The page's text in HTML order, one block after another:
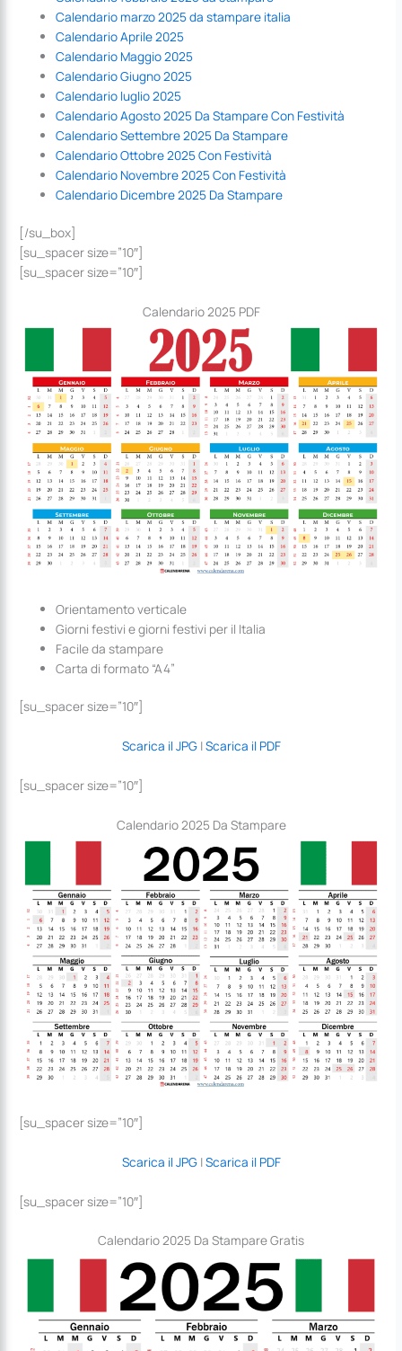
Calendario marzo 2025 da stampare italia
Calendario Aprile 2025
Calendario Maggio 2025
Calendario Giugno 2025
Calendario luglio 2025
Calendario Agosto 2025 Da Stampare Con Festività
Calendario Settembre 2025 Da Stampare
Calendario Ottobre 2025 Con Festività
Calendario Novembre 2025 Con Festività
Calendario Dicembre 2025 Da Stampare
[/su_box]
[su_spacer size=”10″]
[su_spacer size=”10″]
Calendario 2025 PDF
Orientamento verticale
Giorni festivi e giorni festivi per il Italia
Facile da stampare
Carta di formato “A4”
[su_spacer size=”10″]
Scarica il JPG|Scarica il PDF
[su_spacer size=”10″]
Calendario 2025 Da Stampare
[su_spacer size=”10″]
Scarica il JPG|Scarica il PDF
[su_spacer size=”10″]
Calendario 2025 Da Stampare Gratis